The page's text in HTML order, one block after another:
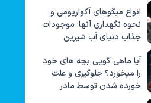
انواع میگوهای آکواریومی و
نحوه نگهداری آنها: موجودات
جذاب دنیای آب شیرین
آیا ماهی گوپی بچه های خود
را میخورد؟ جلوگیری و علت
خورده شدن توسط مادر